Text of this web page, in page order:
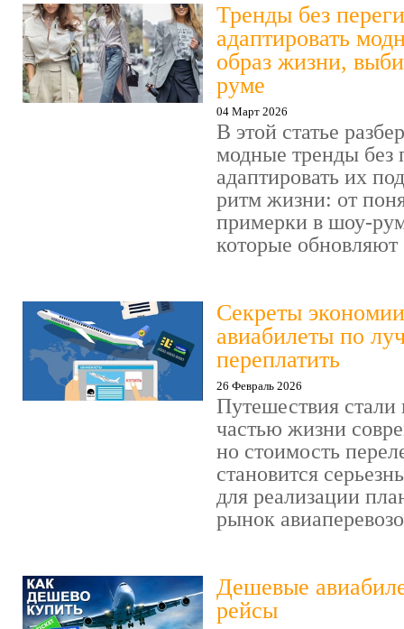
Тренды без
адаптировать
образ жизни,
руме
04 Март 2026
В этой статье
модные тренды без
адаптировать их
ритм жизни: от
примерки в шоу-
которые обновляют
Секреты
авиабилеты по
переплатить
26 Февраль 2026
Путешествия
частью жизни
но стоимость
становится
для реализации
рынок
Дешевые
рейсы